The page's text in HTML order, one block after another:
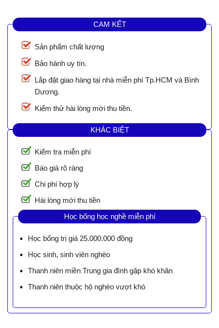
CAM KẾT
Sản phẩm chất lượng
Bảo hành uy tín.
Lắp đặt giao hàng tại nhà miễn phí Tp.HCM và Bình
Dương.
Kiểm thử hài lòng mới thu tiền.
KHÁC BIỆT
Kiểm tra miễn phí
Báo giá rõ ràng
Chi phí hợp lý
Hài lòng mới thu tiền
Học bổng học nghề miễn phí
Học bổng trị giá 25.000.000 đồng
Học sinh, sinh viên nghèo
Thanh niên miền Trung gia đình gặp khó khăn
Thanh niên thuộc hộ nghèo vượt khó